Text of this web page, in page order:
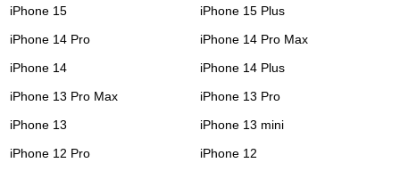
iPhone 15
iPhone 15 Plus
iPhone 14 Pro
iPhone 14 Pro Max
iPhone 14
iPhone 14 Plus
iPhone 13 Pro Max
iPhone 13 Pro
iPhone 13
iPhone 13 mini
iPhone 12 Pro
iPhone 12